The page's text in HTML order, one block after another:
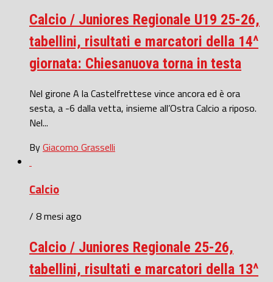
Calcio / Juniores Regionale U19 25-26,
tabellini, risultati e marcatori della 14^
giornata: Chiesanuova torna in testa
Nel girone A la Castelfrettese vince ancora ed è ora
sesta, a -6 dalla vetta, insieme all’Ostra Calcio a riposo.
Nel...
ByGiacomo Grasselli
Calcio
/ 8 mesi ago
Calcio / Juniores Regionale 25-26,
tabellini, risultati e marcatori della 13^